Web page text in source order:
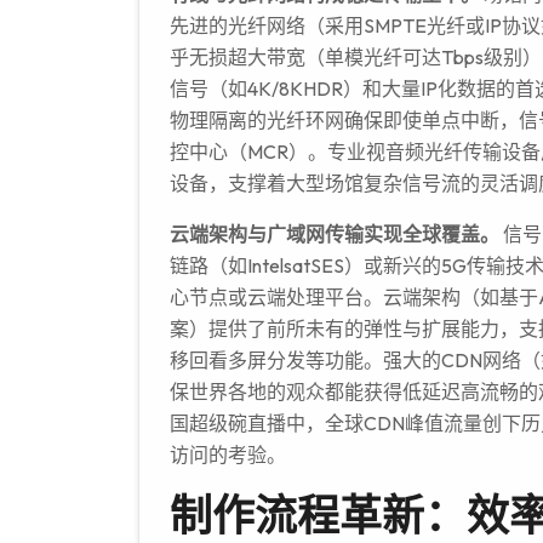
先进的光纤网络（采用SMPTE光纤或IP协
乎无损超大带宽（单模光纤可达Tbps级别
信号（如4K/8KHDR）和大量IP化数据的
物理隔离的光纤环网确保即使单点中断，
控中心（MCR）。专业视音频光纤传输设
设备，支撑着大型场馆复杂信号流的灵活
云端架构与广域网传输实现全球覆盖。 信
链路（如IntelsatSES）或新兴的5G传输技
心节点或云端处理平台。云端架构（如基
案）提供了前所未有的弹性与扩展能力，
移回看多屏分发等功能。强大的CDN网络
保世界各地的观众都能获得低延迟高流畅
国超级碗直播中，全球CDN峰值流量创下
访问的考验。
制作流程革新：效